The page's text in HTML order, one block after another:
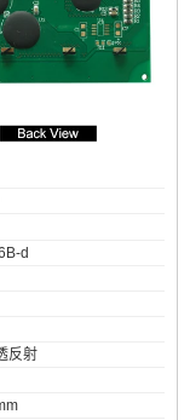
d
反射